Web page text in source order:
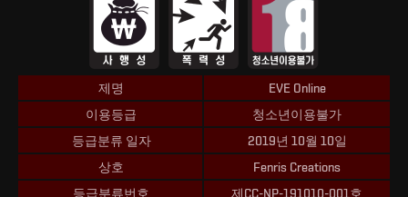
제명
EVE Online
이용등급
청소년이용불가
등급분류 일자
2019년 10월 10일
상호
Fenris Creations
등급분류번호
제CC-NP-191010-001호